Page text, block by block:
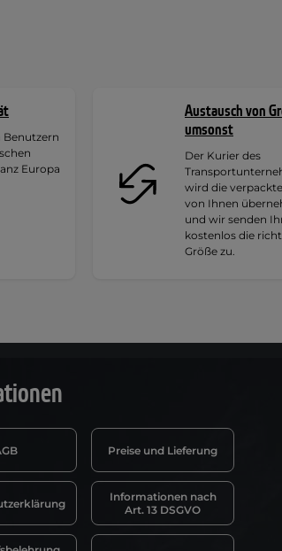
Benutzern
Europa
Austausch von
umsonst
Der Kurier des
wird die
von Ihnen
und wir senden
kostenlos die
Größe zu.
Preise und Lieferung
Informationen nach
Art. 13 DSGVO